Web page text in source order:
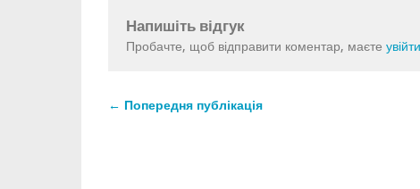
Напишіть відгук
Пробачте, щоб відправити коментар, маєте
← Попередня публікація